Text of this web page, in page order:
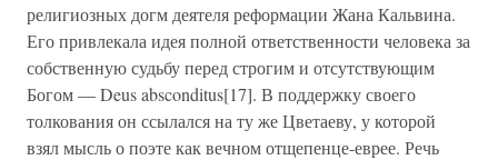
религиозных догм деятеля реформации Жана Кальвина.
Его привлекала идея полной ответственности человека за
собственную судьбу перед строгим и отсутствующим
Богом — Deus absconditus[17]. В поддержку своего
толкования он ссылался на ту же Цветаеву, у которой
взял мысль о поэте как вечном отщепенце-еврее. Речь